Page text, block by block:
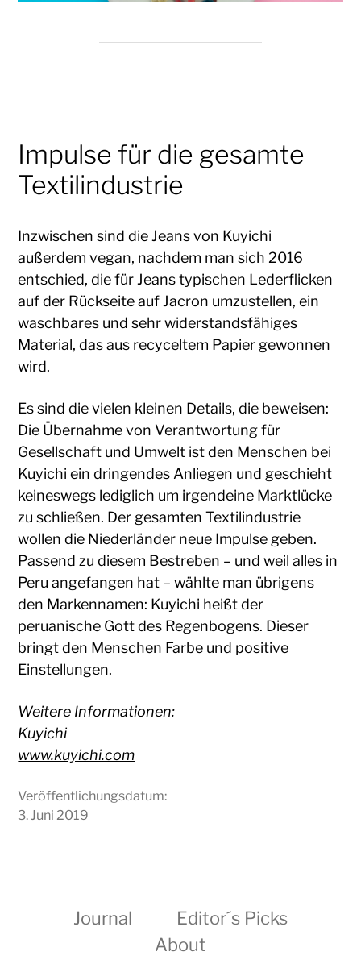
Impulse für die gesamte
Textilindustrie
Inzwischen sind die Jeans von Kuyichi
außerdem vegan, nachdem man sich 2016
entschied, die für Jeans typischen Lederflicken
auf der Rückseite auf Jacron umzustellen, ein
waschbares und sehr widerstandsfähiges
Material, das aus recyceltem Papier gewonnen
wird.
Es sind die vielen kleinen Details, die beweisen:
Die Übernahme von Verantwortung für
Gesellschaft und Umwelt ist den Menschen bei
Kuyichi ein dringendes Anliegen und geschieht
keineswegs lediglich um irgendeine Marktlücke
zu schließen. Der gesamten Textilindustrie
wollen die Niederländer neue Impulse geben.
Passend zu diesem Bestreben – und weil alles in
Peru angefangen hat – wählte man übrigens
den Markennamen: Kuyichi heißt der
peruanische Gott des Regenbogens. Dieser
bringt den Menschen Farbe und positive
Einstellungen.
Weitere Informationen:
Kuyichi
www.kuyichi.com
Veröffentlichungsdatum:
3. Juni 2019
Journal
Editor´s Picks
About